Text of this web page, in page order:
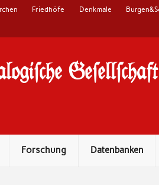
Friedhöfe Denkmale
Forschung Datenbanken